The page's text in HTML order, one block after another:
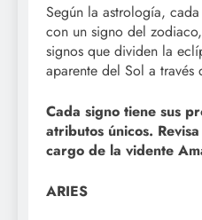
Según la astrología,
con un signo del
signos que dividen la
aparente del Sol a través
Cada signo tiene sus
atributos únicos.
cargo de la vidente
ARIES